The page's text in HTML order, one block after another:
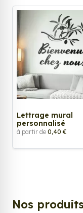
Lettrage mural
personnalisé
à partir de 0,40 €
Nos